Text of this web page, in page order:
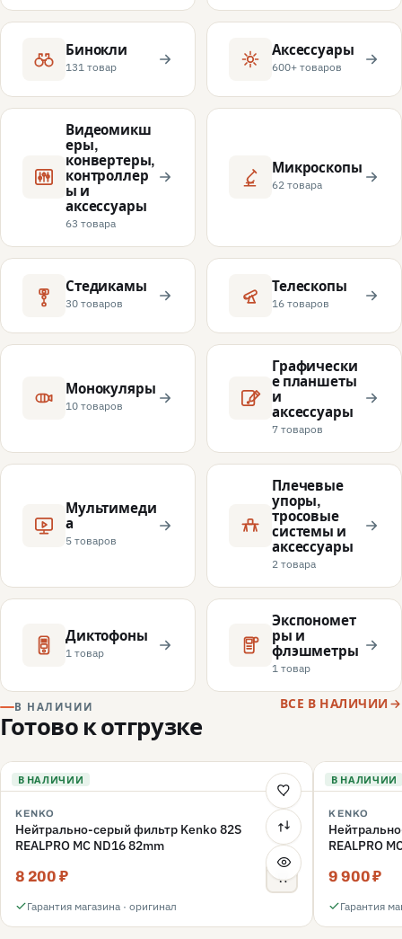
Бинокли
131 товар
Аксессуары
600+ товаров
Видеомикш
еры,
конвертеры,
контроллер
ы и
аксессуары
63 товара
Микроскопы
62 товара
Стедикамы
30 товаров
Телескопы
16 товаров
Монокуляры
10 товаров
Графически
е планшеты
и
аксессуары
7 товаров
Мультимеди
а
5 товаров
Плечевые
упоры,
тросовые
системы и
аксессуары
2 товара
Диктофоны
1 товар
Экспономет
ры и
флэшметры
1 товар
В НАЛИЧИИ
Готово к отгрузке
ВСЕ В НАЛИЧИИ
В НАЛИЧИИ
KENKO
Нейтрально-серый фильтр Kenko 82S
REALPRO MC ND16 82mm
8 200 ₽
Гарантия магазина · оригинал
В НАЛИЧИИ
KENKO
REALPRO
9 900 ₽
Гарантия